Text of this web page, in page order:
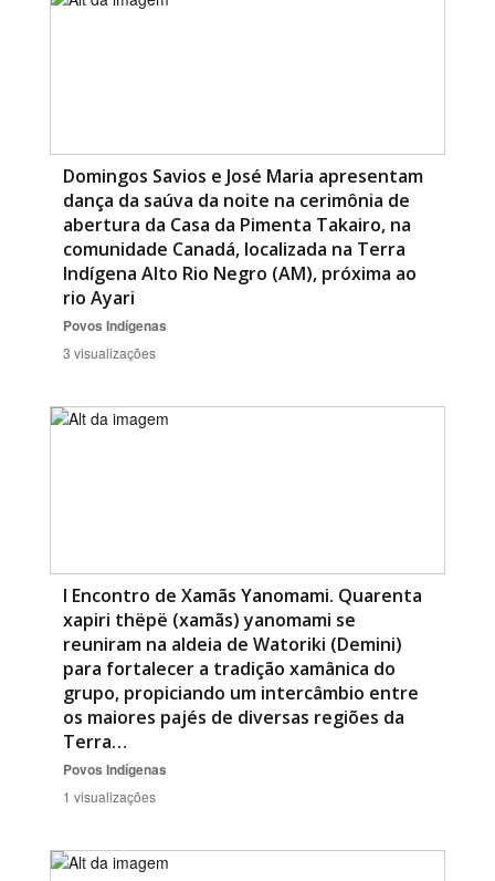
Domingos Savios e José Maria apresentam
dança da saúva da noite na cerimônia de
abertura da Casa da Pimenta Takairo, na
comunidade Canadá, localizada na Terra
Indígena Alto Rio Negro (AM), próxima ao
rio Ayari
Povos Indígenas
3 visualizações
I Encontro de Xamãs Yanomami. Quarenta
xapiri thëpë (xamãs) yanomami se
reuniram na aldeia de Watoriki (Demini)
para fortalecer a tradição xamânica do
grupo, propiciando um intercâmbio entre
os maiores pajés de diversas regiões da
Terra…
Povos Indígenas
1 visualizações